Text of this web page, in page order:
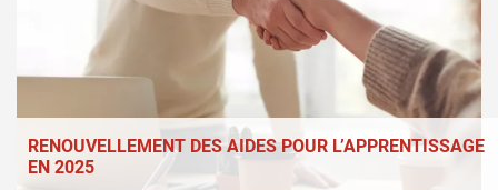
RENOUVELLEMENT DES AIDES POUR L’APPRENTISSAGE
EN 2025